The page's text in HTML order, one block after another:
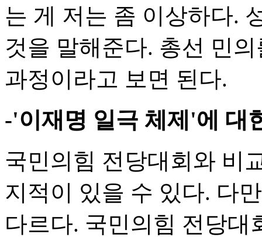
는 게 저는 좀 이상하다.
것을 말해준다. 총선 민
과정이라고 보면 된다.
-'이재명 일극 체제'에 대
국민의힘 전당대회와 비
지적이 있을 수 있다. 다
다르다. 국민의힘 전당대